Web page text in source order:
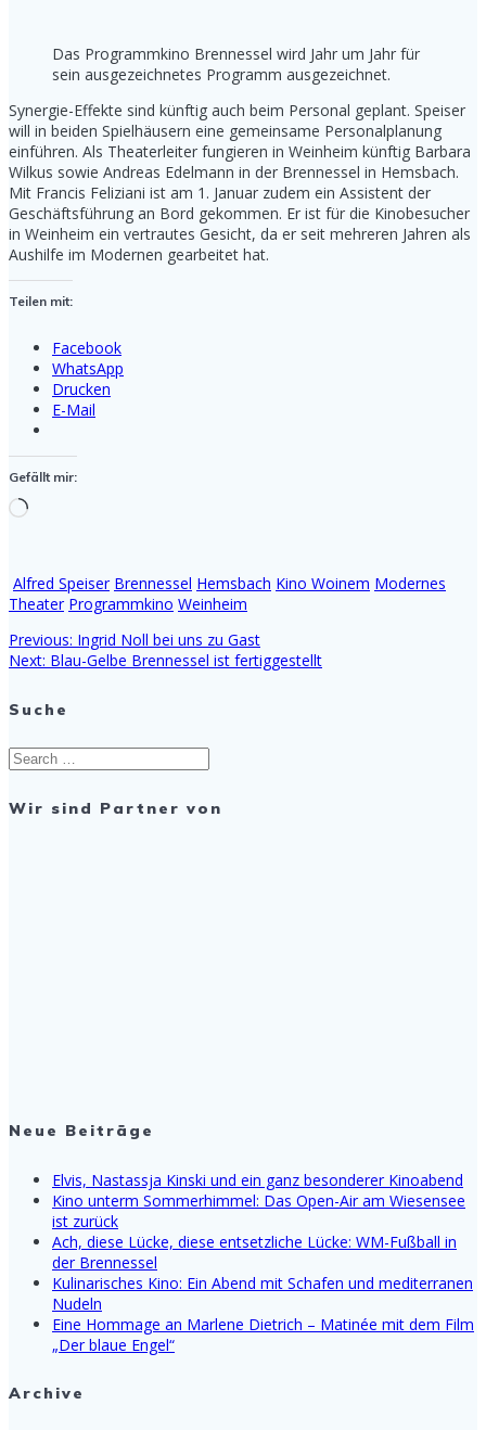
Das Programmkino Brennessel wird Jahr um Jahr für
sein ausgezeichnetes Programm ausgezeichnet.
Synergie-Effekte sind künftig auch beim Personal geplant. Speiser
will in beiden Spielhäusern eine gemeinsame Personalplanung
einführen. Als Theaterleiter fungieren in Weinheim künftig Barbara
Wilkus sowie Andreas Edelmann in der Brennessel in Hemsbach.
Mit Francis Feliziani ist am 1. Januar zudem ein Assistent der
Geschäftsführung an Bord gekommen. Er ist für die Kinobesucher
in Weinheim ein vertrautes Gesicht, da er seit mehreren Jahren als
Aushilfe im Modernen gearbeitet hat.
Teilen mit:
Facebook
WhatsApp
Drucken
E-Mail
Gefällt mir:
Wird
Alfred Speiser Brennessel Hemsbach Kino Woinem Modernes
Theater Programmkino Weinheim
Beitragsnavigation
Previous: Previous
post:
Ingrid Noll bei uns zu Gast
Next: Next
Blau-Gelbe Brennessel ist fertiggestellt
Suche
Search
for:
Wir sind Partner von
Neue Beiträge
Elvis, Nastassja Kinski und ein ganz besonderer Kinoabend
Kino unterm Sommerhimmel: Das Open-Air am Wiesensee
ist zurück
Ach, diese Lücke, diese entsetzliche Lücke: WM-Fußball in
der Brennessel
Kulinarisches Kino: Ein Abend mit Schafen und mediterranen
Nudeln
Eine Hommage an Marlene Dietrich – Matinée mit dem Film
„Der blaue Engel“
Archive